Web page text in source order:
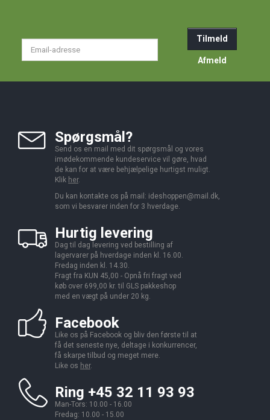
Tilmeld
Afmeld
Spørgsmål?
Send os en mail med dit spørgsmål og vores
imødekommende kundeservice vil gøre, hvad
de kan for at være behjælpelige hurtigst muligt.
Klik her.
Du kan kontakte os på mail: ideshoppen@mail.dk,
som vi besvarer inden for 3 hverdage.
Hurtig levering
Dag til dag levering ved bestilling af
lagervarer på hverdage inden kl. 16.00.
Fredag inden kl. 14.30.
Fragt fra KUN 45,00 - Opnå fri fragt ved
køb over 699,00 kr. til GLS pakkeshop
med en vægt på under 20 kg.
Facebook
Like os på Facebook og bliv den første til at
få det seneste nye, deltage i konkurrencer,
få skarpe tilbud og meget mere.
Like os her.
Ring +45 32 11 93 93
Man-Tors: 10.00 - 16.00
Fredag: 10.00 - 15.00